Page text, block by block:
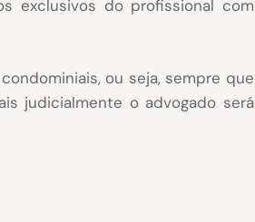
exclusivos do profissional com
ou seja, sempre que
judicialmente o advogado será